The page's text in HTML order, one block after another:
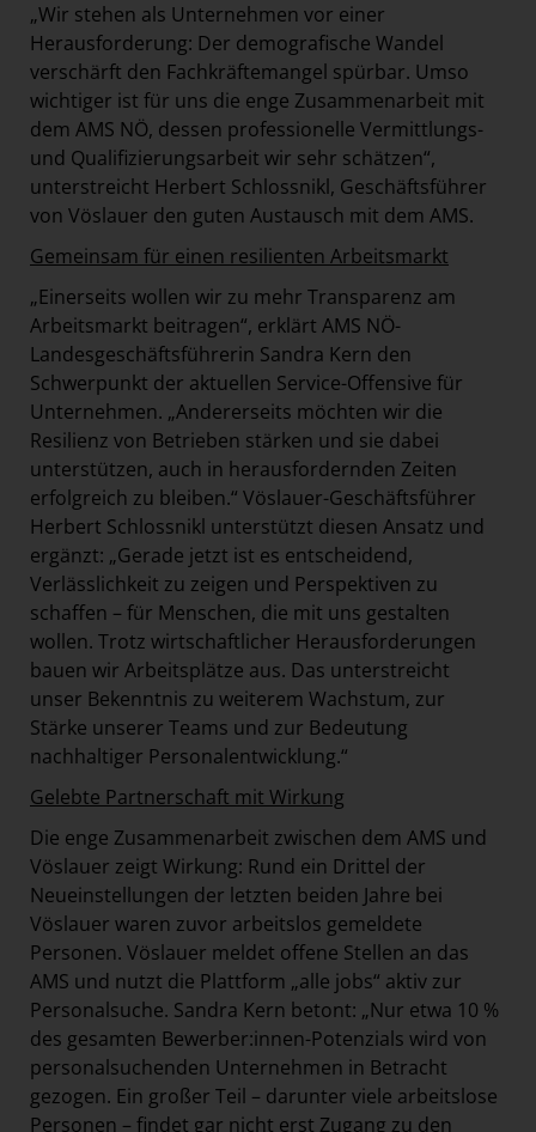
„Wir stehen als Unternehmen vor einer
Herausforderung: Der demografische Wandel
verschärft den Fachkräftemangel spürbar. Umso
wichtiger ist für uns die enge Zusammenarbeit mit
dem AMS NÖ, dessen professionelle Vermittlungs-
und Qualifizierungsarbeit wir sehr schätzen“,
unterstreicht Herbert Schlossnikl, Geschäftsführer
von Vöslauer den guten Austausch mit dem AMS.
Gemeinsam für einen resilienten Arbeitsmarkt
„Einerseits wollen wir zu mehr Transparenz am
Arbeitsmarkt beitragen“, erklärt AMS NÖ-
Landesgeschäftsführerin Sandra Kern den
Schwerpunkt der aktuellen Service-Offensive für
Unternehmen. „Andererseits möchten wir die
Resilienz von Betrieben stärken und sie dabei
unterstützen, auch in herausfordernden Zeiten
erfolgreich zu bleiben.“ Vöslauer-Geschäftsführer
Herbert Schlossnikl unterstützt diesen Ansatz und
ergänzt: „Gerade jetzt ist es entscheidend,
Verlässlichkeit zu zeigen und Perspektiven zu
schaffen – für Menschen, die mit uns gestalten
wollen. Trotz wirtschaftlicher Herausforderungen
bauen wir Arbeitsplätze aus. Das unterstreicht
unser Bekenntnis zu weiterem Wachstum, zur
Stärke unserer Teams und zur Bedeutung
nachhaltiger Personalentwicklung.“
Gelebte Partnerschaft mit Wirkung
Die enge Zusammenarbeit zwischen dem AMS und
Vöslauer zeigt Wirkung: Rund ein Drittel der
Neueinstellungen der letzten beiden Jahre bei
Vöslauer waren zuvor arbeitslos gemeldete
Personen. Vöslauer meldet offene Stellen an das
AMS und nutzt die Plattform „alle jobs“ aktiv zur
Personalsuche. Sandra Kern betont: „Nur etwa 10 %
des gesamten Bewerber:innen-Potenzials wird von
personalsuchenden Unternehmen in Betracht
gezogen. Ein großer Teil – darunter viele arbeitslose
Personen – findet gar nicht erst Zugang zu den